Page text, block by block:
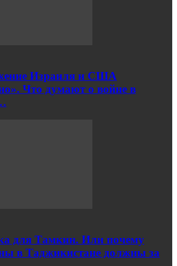
Израиля и США
Что думают о войне в
для Тамкин. Или почему
в Таджикистане должны за